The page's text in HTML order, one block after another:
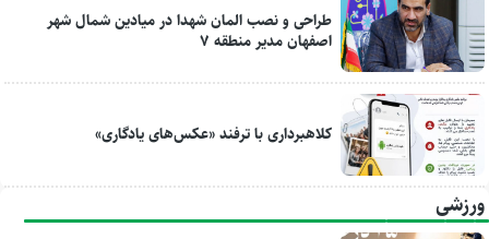
طراحی و نصب المان شهدا در میادین شمال شهر
اصفهان مدیر منطقه ۷
کلاهبرداری با ترفند «عکس‌های یادگاری»
ورزشی